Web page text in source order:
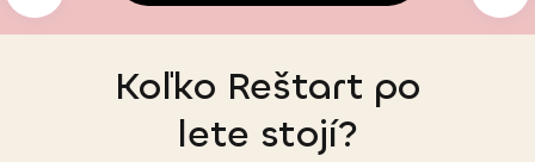
Koľko Reštart po
lete stojí?